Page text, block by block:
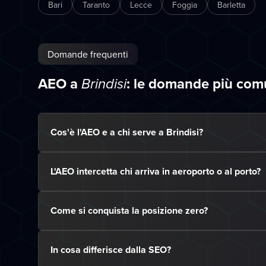
Bari Taranto Lecce Foggia Barletta
Domande frequenti
AEO a Brindisi: le domande più
Cos'è l'AEO e a chi serve a Brindisi?
L'AEO intercetta chi arriva in aeroporto o al porto?
Come si conquista la posizione zero?
In cosa differisce dalla SEO?